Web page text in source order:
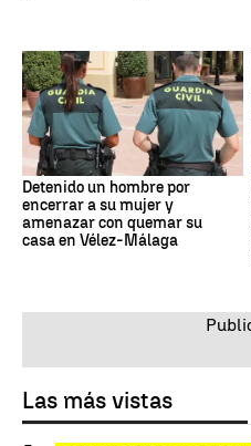
Detenido un hombre por
encerrar a su mujer y
amenazar con quemar su
casa en Vélez-Málaga
Las más vistas